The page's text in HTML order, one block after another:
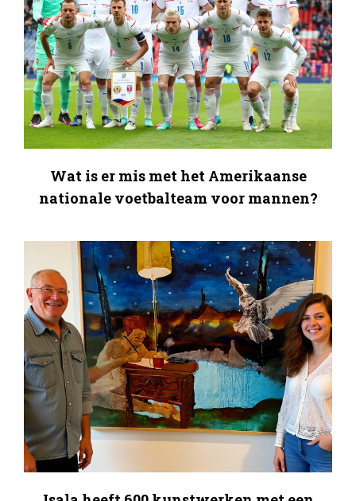
Wat is er mis met het Amerikaanse
nationale voetbalteam voor mannen?